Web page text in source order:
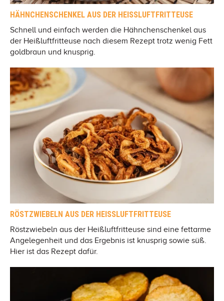
HÄHNCHENSCHENKEL AUS DER HEISSLUFTFRITTEUSE
Schnell und einfach werden die Hähnchenschenkel aus
der Heißluftfritteuse nach diesem Rezept trotz wenig Fett
goldbraun und knusprig.
RÖSTZWIEBELN AUS DER HEISSLUFTFRITTEUSE
Röstzwiebeln aus der Heißluftfritteuse sind eine fettarme
Angelegenheit und das Ergebnis ist knusprig sowie süß.
Hier ist das Rezept dafür.